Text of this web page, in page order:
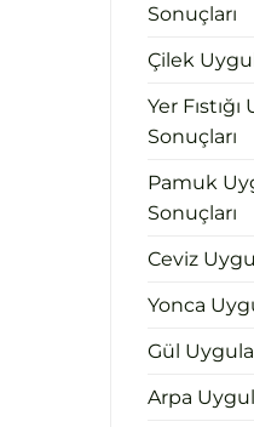
Sonuçları
Çilek
Yer
Sonuçları
Pamuk
Sonuçları
Ceviz
Yonca
Gül
Arpa